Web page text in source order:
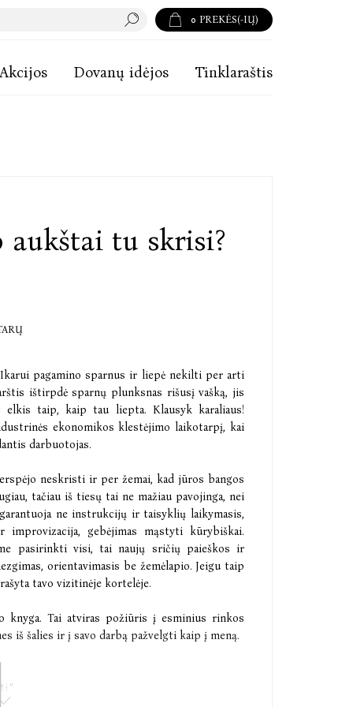
0 PREKĖS(-IŲ)
Akcijos Dovanų idėjos Tinklaraštis
aukštai tu skrisi?
Ikarui pagamino sparnus ir liepė nekilti per arti
ištirpdė sparnų plunksnas rišusį vašką, jis
taip, kaip tau liepta. Klausyk karaliaus!
ekonomikos klestėjimo laikotarpį, kai
darbuotojas.
neskristi ir per žemai, kad jūros bangos
tačiau iš tiesų tai ne mažiau pavojinga, nei
ne instrukcijų ir taisyklių laikymasis,
gebėjimas mąstyti kūrybiškai.
pasirinkti visi, tai naujų sričių paieškos ir
orientavimasis be žemėlapio. Jeigu taip
tavo vizitinėje kortelėje.
knyga. Tai atviras požiūris į esminius rinkos
iš šalies ir į savo darbą pažvelgti kaip į meną.